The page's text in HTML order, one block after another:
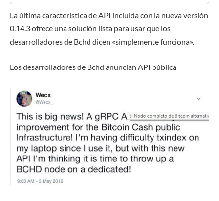
La última característica de API incluida con la nueva versión
0.14.3 ofrece una solución lista para usar que los
desarrolladores de Bchd dicen «simplemente funciona».
Los desarrolladores de Bchd anuncian API pública